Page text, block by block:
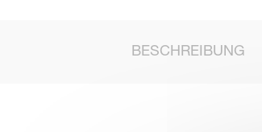
BESCHREIBUNG